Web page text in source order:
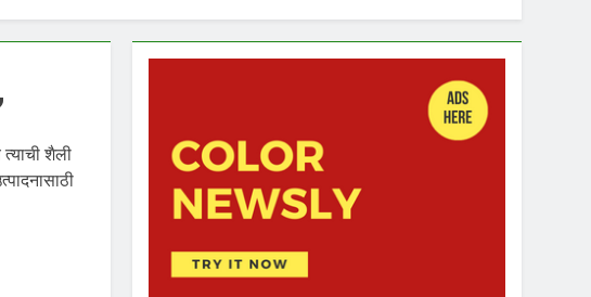
शैली